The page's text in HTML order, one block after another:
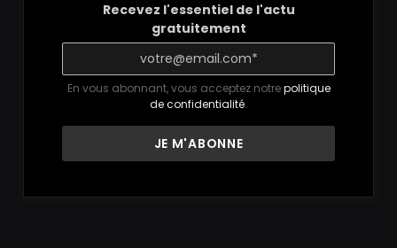
Recevez l'essentiel de l'actu
gratuitement
En vous abonnant, vous acceptez notrepolitique
de confidentialité.